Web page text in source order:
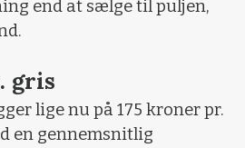
end at sælge til puljen,
gris
lige nu på 175 kroner pr.
en gennemsnitlig